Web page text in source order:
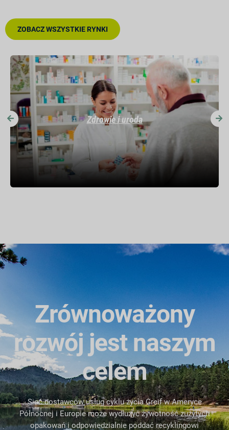
ZOBACZ WSZYSTKIE RYNKI
Zdrowie i uroda
Zrównoważony
rozwój jest naszym
celem
Sieć dostawców usług cyklu życia Greif w Ameryce
Północnej i Europie może wydłużyć żywotność zużytych
opakowań i odpowiedzialnie poddać recyklingowi